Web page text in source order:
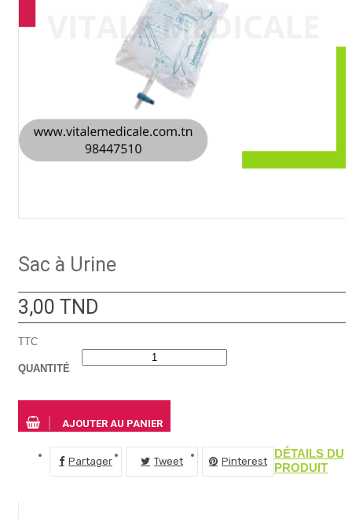
Sac à Urine
3,00 TND
TTC
QUANTITÉ
AJOUTER AU PANIER
Partager Tweet Pinterest
DÉTAILS DU
PRODUIT